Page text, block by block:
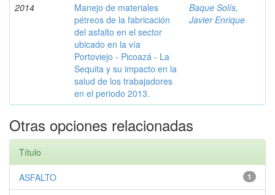
2014
Manejo de materiales
pétreos de la fabricación
del asfalto en el sector
ubicado en la vía
Portoviejo - Picoazá - La
Sequita y su impacto en la
salud de los trabajadores
en el periodo 2013.
Baque Solís,
Javier Enrique
Otras opciones relacionadas
Título
1
ASFALTO